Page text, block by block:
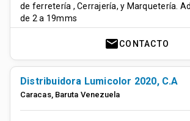
de ferretería , Cerrajería, y Marquetería.
de 2 a 19mms
mailCONTACTO
Distribuidora Lumicolor 2020, C.A
Caracas, Baruta Venezuela